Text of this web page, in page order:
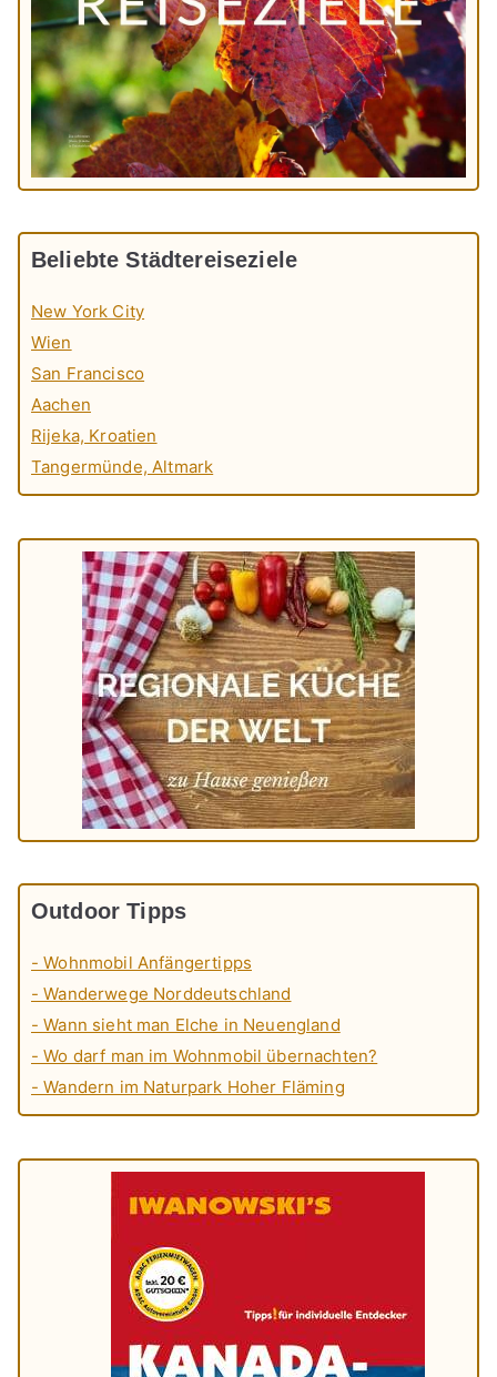
Beliebte Städtereiseziele
New York City
Wien
San Francisco
Aachen
Rijeka, Kroatien
Tangermünde, Altmark
Outdoor Tipps
- Wohnmobil Anfängertipps
- Wanderwege Norddeutschland
- Wann sieht man Elche in Neuengland
- Wo darf man im Wohnmobil übernachten?
- Wandern im Naturpark Hoher Fläming